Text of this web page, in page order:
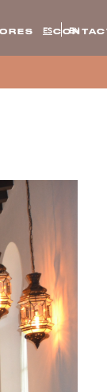
ES EN